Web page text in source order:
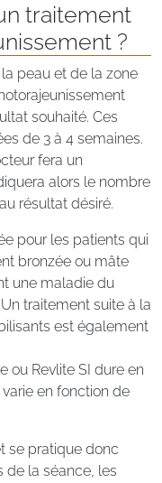
traitement
?
peau et de la zone
souhaité. Ces
de 3 à 4 semaines.
fera un
alors le nombre
résultat désiré.
pour les patients qui
bronzée ou mâte
une maladie du
traitement suite à la
est également
ou Revlite SI dure en
en fonction de
se pratique donc
de la séance, les